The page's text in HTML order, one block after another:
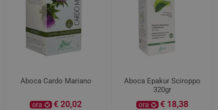
Aboca Cardo Mariano
ora € 20,02
Aboca Epakur Sciroppo
320gr
ora € 18,38